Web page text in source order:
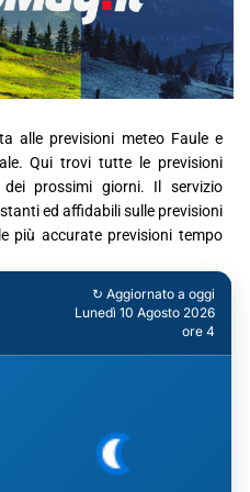
alle previsioni meteo Faule e
Qui trovi tutte le previsioni
prossimi giorni. Il servizio
ed affidabili sulle previsioni
più accurate previsioni tempo
↻ Aggiornato a oggi
Lunedì 10 Agosto 2026
ore 4